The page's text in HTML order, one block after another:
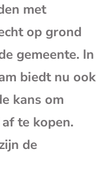
e-
met
op grond
gemeente. In
biedt nu ook
kans om
te kopen.
de